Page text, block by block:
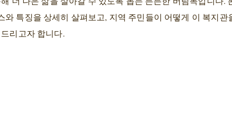
특징을 상세히 살펴보고, 지역 주민들이 어떻게 이 복지관
리고자 합니다.